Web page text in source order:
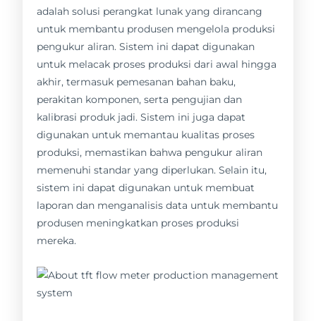
adalah solusi perangkat lunak yang dirancang
untuk membantu produsen mengelola produksi
pengukur aliran. Sistem ini dapat digunakan
untuk melacak proses produksi dari awal hingga
akhir, termasuk pemesanan bahan baku,
perakitan komponen, serta pengujian dan
kalibrasi produk jadi. Sistem ini juga dapat
digunakan untuk memantau kualitas proses
produksi, memastikan bahwa pengukur aliran
memenuhi standar yang diperlukan. Selain itu,
sistem ini dapat digunakan untuk membuat
laporan dan menganalisis data untuk membantu
produsen meningkatkan proses produksi
mereka.